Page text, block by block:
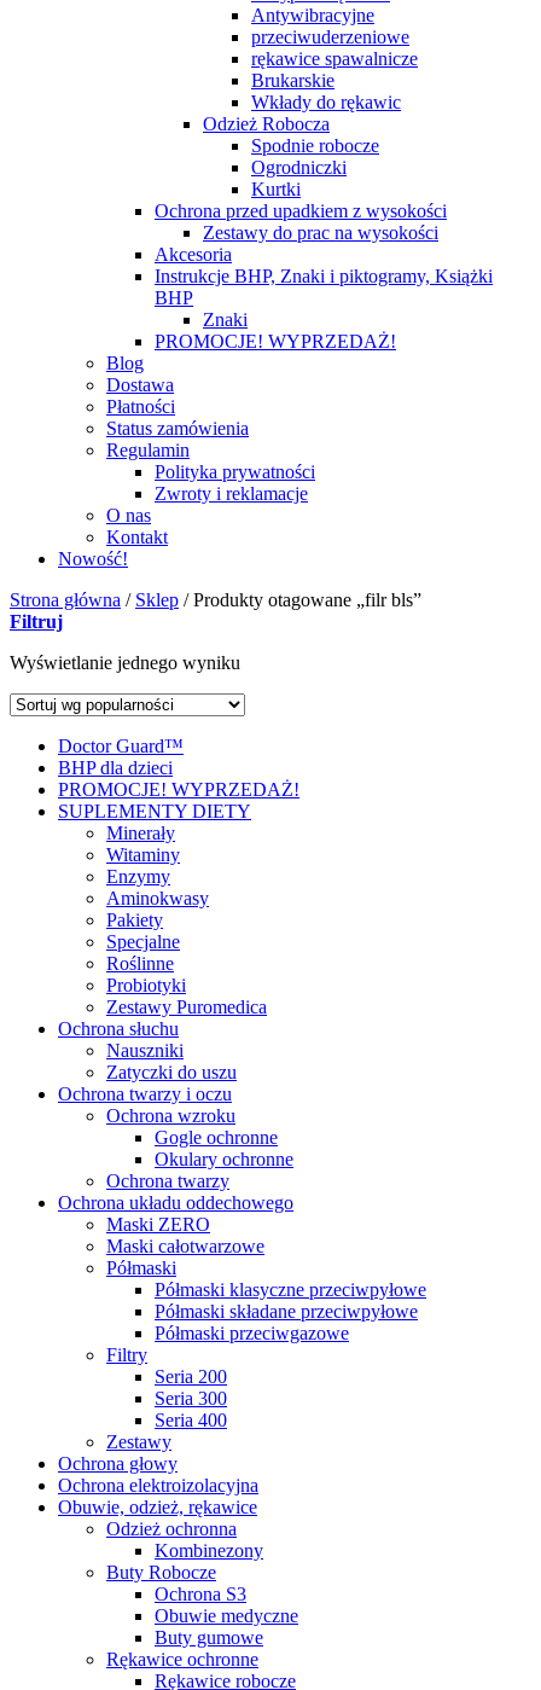
Antywibracyjne
przeciwuderzeniowe
rękawice spawalnicze
Brukarskie
Wkłady do rękawic
Odzież Robocza
Spodnie robocze
Ogrodniczki
Kurtki
Ochrona przed upadkiem z wysokości
Zestawy do prac na wysokości
Akcesoria
Instrukcje BHP, Znaki i piktogramy, Książki
BHP
Znaki
PROMOCJE! WYPRZEDAŻ!
Blog
Dostawa
Płatności
Status zamówienia
Regulamin
Polityka prywatności
Zwroty i reklamacje
O nas
Kontakt
Nowość!
Strona główna / Sklep /Produkty otagowane „filr bls”
Filtruj
Wyświetlanie jednego wyniku
Doctor Guard™
BHP dla dzieci
PROMOCJE! WYPRZEDAŻ!
SUPLEMENTY DIETY
Minerały
Witaminy
Enzymy
Aminokwasy
Pakiety
Specjalne
Roślinne
Probiotyki
Zestawy Puromedica
Ochrona słuchu
Nauszniki
Zatyczki do uszu
Ochrona twarzy i oczu
Ochrona wzroku
Gogle ochronne
Okulary ochronne
Ochrona twarzy
Ochrona układu oddechowego
Maski ZERO
Maski całotwarzowe
Półmaski
Półmaski klasyczne przeciwpyłowe
Półmaski składane przeciwpyłowe
Półmaski przeciwgazowe
Filtry
Seria 200
Seria 300
Seria 400
Zestawy
Ochrona głowy
Ochrona elektroizolacyjna
Obuwie, odzież, rękawice
Odzież ochronna
Kombinezony
Buty Robocze
Ochrona S3
Obuwie medyczne
Buty gumowe
Rękawice ochronne
Rękawice robocze